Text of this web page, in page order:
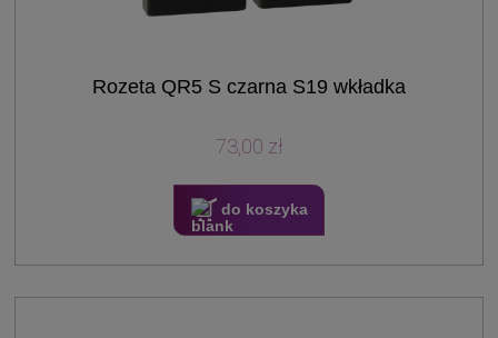
Rozeta QR5 S czarna S19 wkładka
73,00 zł
do koszyka